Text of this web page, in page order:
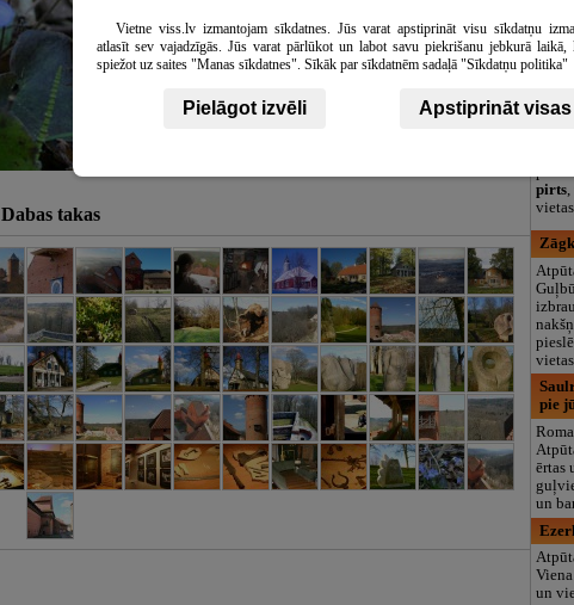
Dabas takas
līdz 6
pirts
pie
ērtas
un
un
Vietne viss.lv izmantojam sīkdatnes. Jūs varat apstiprināt visu sīkdatņu
atlasīt sev vajadzīgās. Jūs varat pārlūkot un labot savu piekrišanu jebkurā laikā,
spiežot uz saites "Manas sīkdatnes". Sīkāk par sīkdatnēm sadaļā "Sīkdatņu politika"
Pielāgot izvēli Apstiprināt visas